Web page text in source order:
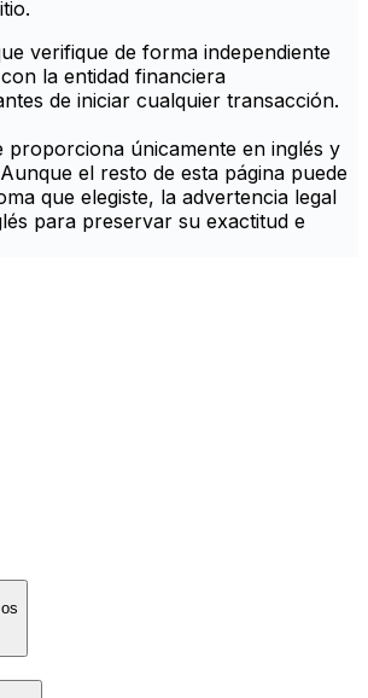
verifique de forma independiente
la entidad financiera
de iniciar cualquier transacción.
proporciona únicamente en inglés y
el resto de esta página puede
que elegiste, la advertencia legal
para preservar su exactitud e